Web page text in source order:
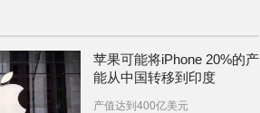
苹果可能将iPhone 20%的产
能从中国转移到印度
产值达到400亿美元